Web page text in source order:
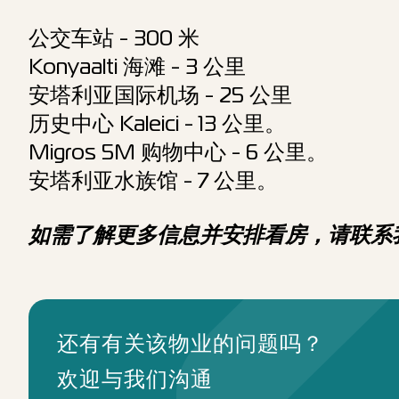
公交车站 - 300 米
Konyaalti 海滩 - 3 公里
安塔利亚国际机场 - 25 公里
历史中心 Kaleici - 13 公里。
Migros 5M 购物中心 - 6 公里。
安塔利亚水族馆 - 7 公里。
如需了解更多信息并安排看房，请联系
还有有关该物业的问题吗？
欢迎与我们沟通